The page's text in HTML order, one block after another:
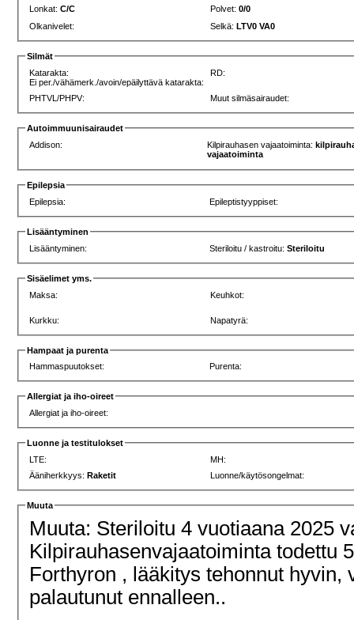
Lonkat:C/C Polvet:0/0
Olkanivelet:
Selkä:LTV0 VA0
Silmät
Katarakta:
Ei per./vähämerk./avoin/epäilyttävä katarakta:
RD:
PHTVL/PHPV: Muut silmäsairaudet:
Autoimmuunisairaudet
Addison:
Kilpirauhasen vajaatoiminta:
vajaatoiminta
Epilepsia
Epilepsia:
Epileptistyyppiset:
Lisääntyminen
Lisääntyminen:
Steriloitu / kastroitu:Steriloitu
Sisäelimet yms.
Maksa:
Keuhkot:
Kurkku: Napatyrä:
Hampaat ja purenta
Hammaspuutokset:
Purenta:
Allergiat ja iho-oireet
Allergiat ja iho-oireet:
Luonne ja testitulokset
LTE:
MH:
Ääniherkkyys:Raketit Luonne/käytösongelmat:
Muuta
Muuta: Steriloitu 4 vuotiaana 2025
Kilpirauhasenvajaatoiminta todettu
Forthyron , lääkitys tehonnut
palautunut ennalleen..